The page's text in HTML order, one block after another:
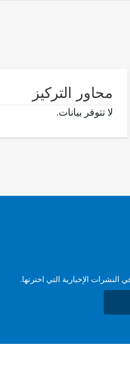
محاور التركيز
لا تتوفر بيانات.
النشرات الإخبارية التي اخترتها.